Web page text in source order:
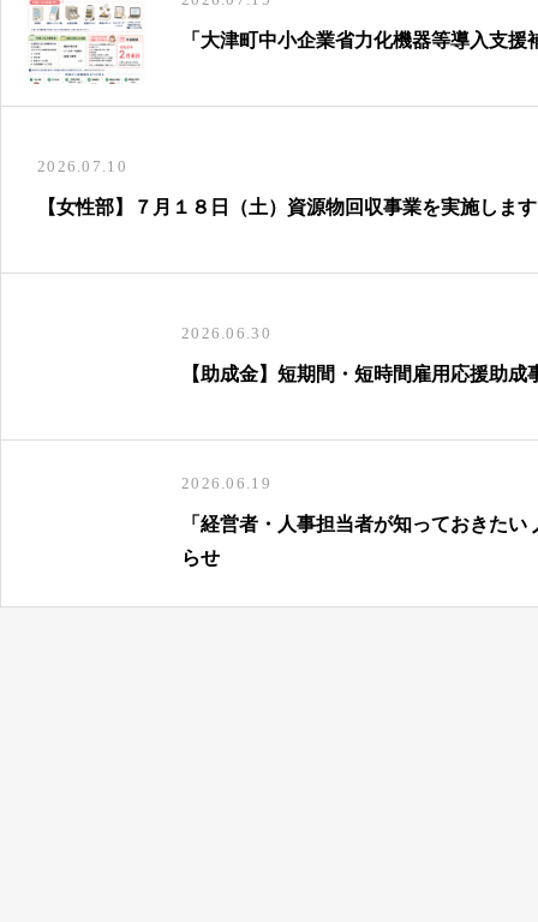
「大津町中小企業省力化機器等導入支援
2026.07.10
【女性部】７月１８日（土）資源物回収事業を実施しま
2026.06.30
【助成金】短期間・短時間雇用応援助
2026.06.19
「経営者・人事担当者が知っておきた
らせ